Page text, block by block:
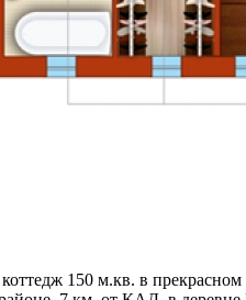
150 м.кв. в прекрасном